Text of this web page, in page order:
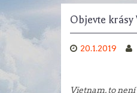
Objevte krásy
20.1.2019
Vietnam, to